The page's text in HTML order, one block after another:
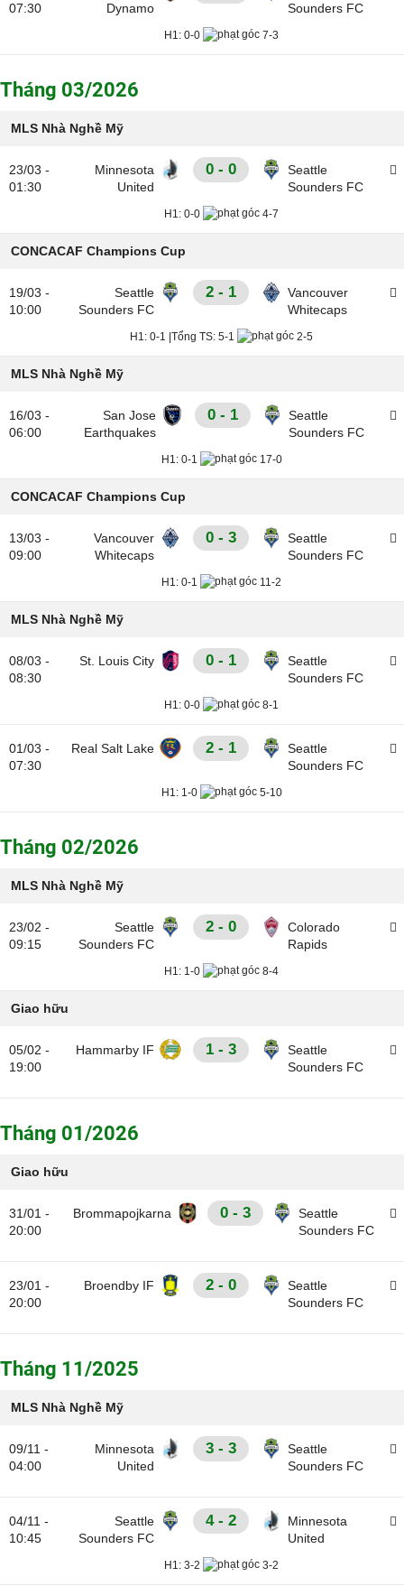
07:30
Dynamo
Sounders FC
H1: 0-0 7-3
Tháng 03/2026
MLS Nhà Nghề Mỹ
23/03 -
01:30
Minnesota
United
0 - 0
Seattle
Sounders FC
H1: 0-0 4-7
CONCACAF Champions Cup
19/03 -
10:00
Seattle
Sounders FC
2 - 1
Vancouver
Whitecaps
H1: 0-1 Tổng TS: 5-1 2-5
MLS Nhà Nghề Mỹ
16/03 -
06:00
San Jose
Earthquakes
0 - 1
Seattle
Sounders FC
H1:0-1 17-0
CONCACAF Champions Cup
13/03 -
09:00
Vancouver
Whitecaps
0 - 3
Seattle
Sounders FC
H1: 0-1 11-2
MLS Nhà Nghề Mỹ
08/03 -
08:30
St. Louis City 0 - 1
Seattle
Sounders FC
H1: 0-0 8-1
01/03 -
07:30
Real Salt Lake 2 - 1
Seattle
Sounders FC
H1:1-0 5-10
Tháng 02/2026
MLS Nhà Nghề Mỹ
23/02 -
09:15
Seattle
Sounders FC
2 - 0
Colorado
Rapids
H1: 1-0 8-4
Giao hữu
05/02 -
19:00
Hammarby IF 1 - 3
Seattle
Sounders FC
Tháng 01/2026
Giao hữu
31/01 -
20:00
Brommapojkarna 0 - 3
Seattle
Sounders FC
23/01 -
20:00
Broendby IF 2 - 0
Seattle
Sounders FC
Tháng 11/2025
MLS Nhà Nghề Mỹ
09/11 -
04:00
Minnesota
United
3 - 3
Seattle
Sounders FC
04/11 -
10:45
Seattle
Sounders FC
4 - 2
Minnesota
United
H1: 3-2 3-2